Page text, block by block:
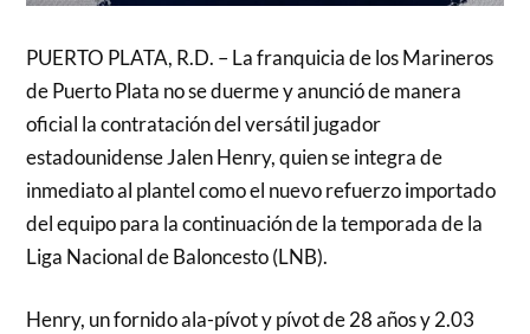
PUERTO PLATA, R.D. – La franquicia de los Marineros
de Puerto Plata no se duerme y anunció de manera
oficial la contratación del versátil jugador
estadounidense Jalen Henry, quien se integra de
inmediato al plantel como el nuevo refuerzo importado
del equipo para la continuación de la temporada de la
Liga Nacional de Baloncesto (LNB).
Henry, un fornido ala-pívot y pívot de 28 años y 2.03